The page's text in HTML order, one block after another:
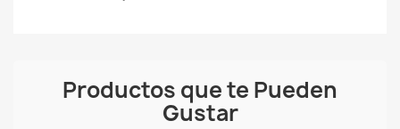
Productos que te Pueden
Gustar